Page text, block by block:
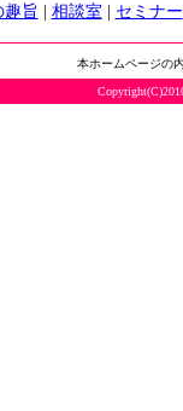
趣旨 相談室 セミナー
本ホームページの